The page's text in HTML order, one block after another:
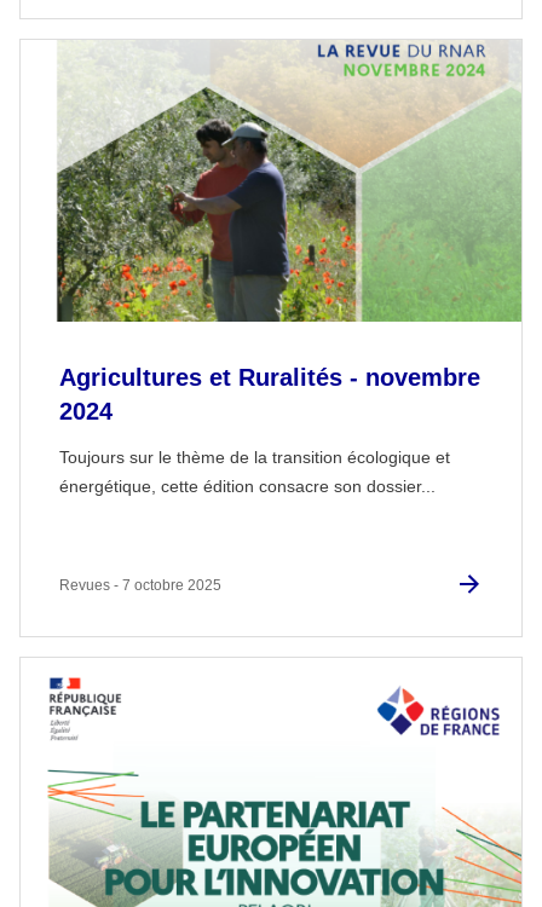
Agricultures et Ruralités - novembre
2024
Toujours sur le thème de la transition écologique et
énergétique, cette édition consacre son dossier...
Revues - 7 octobre 2025